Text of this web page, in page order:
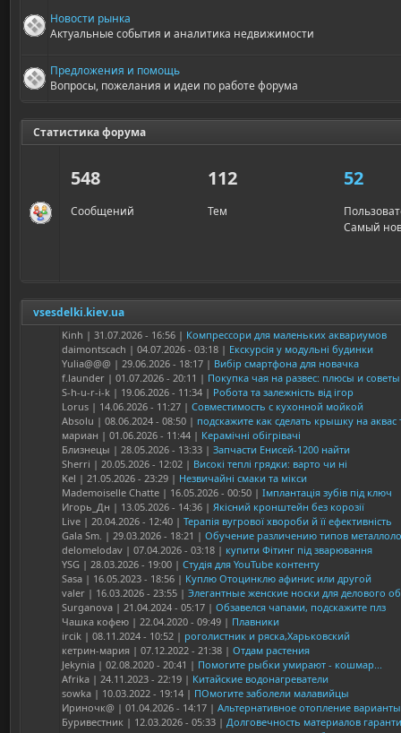
Новости рынка
Актуальные события и аналитика недвижимости
Предложения и помощь
Вопросы, пожелания и идеи по работе форума
Статистика форума
548
Сообщений
112
Тем
52
Самый
vsesdelki.kiev.ua
Kinh | 31.07.2026 - 16:56 | Компрессори для маленьких аквариумов
daimontscach | 04.07.2026 - 03:18 | Екскурсія у модульні будинки
Yulia@@@ | 29.06.2026 - 18:17 | Вибір смартфона для новачка
f.launder | 01.07.2026 - 20:11 | Покупка чая на развес: плюсы и советы
S-h-u-r-i-k | 19.06.2026 - 11:34 | Робота та залежність від ігор
Lorus | 14.06.2026 - 11:27 |Совместимость с кухонной мойкой
Absolu | 08.06.2024 - 08:50 | подскажите как сделать крышку на аквас
мариан | 01.06.2026 - 11:44 | Керамічні обігрівачі
Близнецы | 28.05.2026 - 13:33 |Запчасти Енисей-1200 найти
Sherri | 20.05.2026 - 12:02 | Високі теплі грядки: варто чи ні
Kel | 21.05.2026 - 23:29 | Незвичайні смаки та мікси
Mademoiselle Chatte | 16.05.2026 - 00:50 |Імплантація зубів під ключ
Игорь_Дн | 13.05.2026 - 14:36 |Якісний кронштейн без корозії
Live | 20.04.2026 - 12:40 |Терапія вугрової хвороби й її ефективність
Gala Sm. | 29.03.2026 - 18:21 |Обучение различению типов
delomelodav | 07.04.2026 - 03:18 | купити Фітинг під зварювання
YSG | 28.03.2026 - 19:00 |Студія для YouTube контенту
Sasa | 16.05.2023 - 18:56 | Куплю Отоцинклю афинис или другой
valer | 16.03.2026 - 23:55 |Элегантные женские носки для делового
Surganova | 21.04.2024 - 05:17 |Обзавелся чапами, подскажите плз
Чашка кофею | 22.04.2020 - 09:49 | Плавники
ircik | 08.11.2024 - 10:52 | роголистник и ряска,Харьковский
кетрин-мария | 07.12.2022 - 21:38 |Отдам растения
Jekynia | 02.08.2020 - 20:41 | Помогите рыбки умирают - кошмар...
Afrika | 24.11.2023 - 22:19 | Китайские водонагреватели
sowka | 10.03.2022 - 19:14 | ПОмогите заболели малавийцы
Ириночк@ | 01.04.2026 - 14:17 |Альтернативное отопление
Буривестник | 12.03.2026 - 05:33 |Долговечность материалов